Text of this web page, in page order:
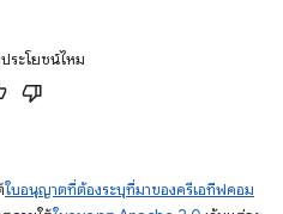
ระโยชน์ไหม
ใบอนุญาตที่ต้องระบุที่มาของครีเอทีฟคอม